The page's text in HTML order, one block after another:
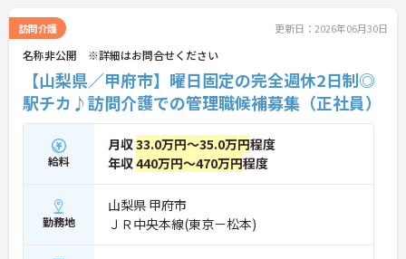
談で不安を解消できるフォロー体制もあり、介護福
祉士の資格取得やサ責や管理者への着実なキャリア
アップを目指す有資格者の方に推奨できる環境で
す。
★おすすめPOINT★
【夜勤なし・曜日固定の休日で、身体への負担を抑
えた働き方が実現できます】
・8:00～19:00の間での実働8時間勤務で夜勤が存在
しないため、生活リズムを整えながら健康的に働き
続けることができます
・完全週休2日制（曜日固定）を採用していること
により、先々の予定が立てやすくプライベートの時
間をしっかりと確保できる環境です
訪問介護 更新日：2026年06月30日
名称非公開 ※詳細はお問合せください
【山梨県／甲府市】曜日固定の完全週休2日制◎
駅チカ♪訪問介護での管理職候補募集（正社員）
給料
月収33.0万円～35.0万円程度
年収440万円～470万円程度
勤務地
山梨県 甲府市
ＪＲ中央本線(東京－松本)